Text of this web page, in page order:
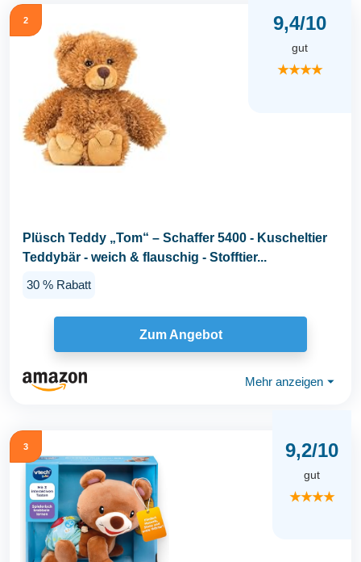
2 9,4/10
gut
★★★★
Plüsch Teddy „Tom“ – Schaffer 5400 - Kuscheltier
Teddybär - weich & flauschig - Stofftier...
30 % Rabatt
Zum Angebot
Mehr anzeigen ⏷
3 9,2/10
gut
★★★★